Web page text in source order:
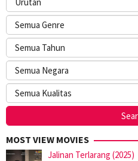
MOST VIEW MOVIES
Jalinan Terlarang (2025)